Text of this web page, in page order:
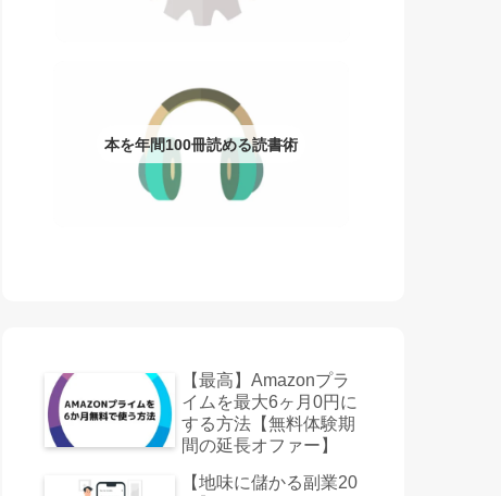
本を年間100冊読める読書術
【最高】Amazonプラ
イムを最大6ヶ月0円に
する方法【無料体験期
間の延長オファー】
【地味に儲かる副業20